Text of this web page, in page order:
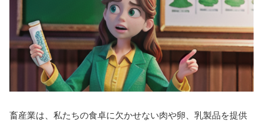
畜産業は、私たちの食卓に欠かせない肉や卵、乳製品を提供